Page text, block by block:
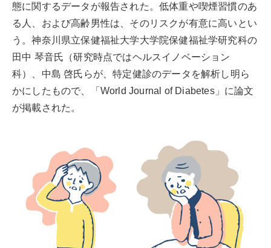
態に関するデータが報告された。低体重や喫煙習慣のあ
る人、および高齢男性は、そのリスクが有意に高いとい
う。神奈川県立保健福祉大学大学院保健福祉学研究科の
田中 琴音氏（研究時点ではヘルスイノベーション
科）、中島 啓氏らが、特定健診のデータを解析し明ら
かにしたもので、「World Journal of Diabetes」に論文
が掲載された。